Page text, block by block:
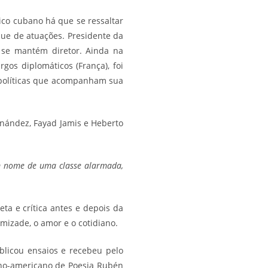
cubano há que se ressaltar
de atuações. Presidente da
mantém diretor. Ainda na
diplomáticos (França), foi
que acompanham sua
Fayad Jamis e Heberto
de uma classe alarmada,
e crítica antes e depois da
o amor e o cotidiano.
ensaios e recebeu pelo
americano de Poesia Rubén